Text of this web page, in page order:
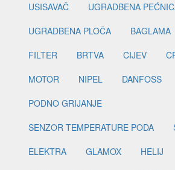
USISAVAČ
UGRADBENA
UGRADBENA PLOČA
BAGLAMA
FILTER
BRTVA CIJEV
MOTOR
NIPEL
DANFOSS
PODNO GRIJANJE
SENZOR TEMPERATURE PODA
ELEKTRA
GLAMOX HELIJ